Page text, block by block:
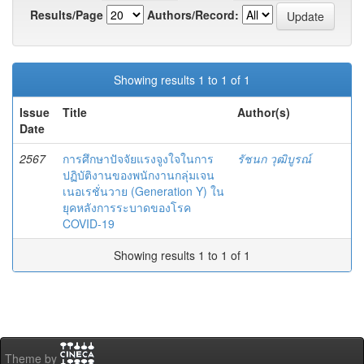
Results/Page
Authors/Record:
Showing results 1 to 1 of 1
Issue
Date
Title Author(s)
2567
การศึกษาปัจจัยแรงจูงใจในการ
ปฏิบัติงานของพนักงานกลุ่มเจน
เนอเรชั่นวาย (Generation Y) ใน
ยุคหลังการระบาดของโรค
COVID-19
รัชนก วุฒิบูรณ์
Showing results 1 to 1 of 1
Theme by